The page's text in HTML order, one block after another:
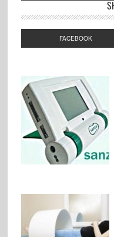
FACEBOOK